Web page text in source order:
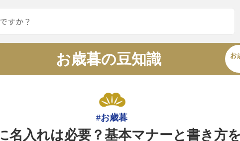
お歳暮の豆知識
お
#お歳暮
名入れは必要？基本マナーと書き方